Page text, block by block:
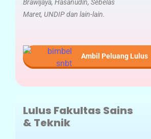
Brawijaya, Hasanudin, Sebelas
Maret, UNDIP dan lain-lain.
Ambil Peluang Lulus
Lulus Fakultas Sains
&Teknik